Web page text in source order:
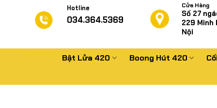
Hotline
034.364.5369
Cửa Hàng
Số 27
229 Minh
Nội
Bật Lửa 420 Boong Hút 420